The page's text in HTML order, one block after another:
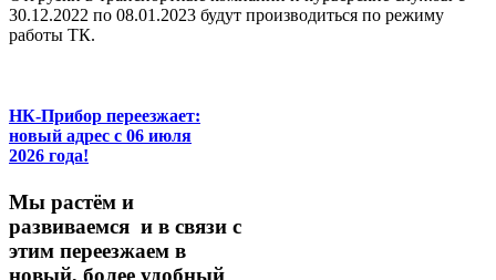
30.12.2022 по 08.01.2023 будут производиться по режиму
работы ТК.
НК-Прибор переезжает:
новый адрес с 06 июля
2026 года!
Мы растём и
развиваемся и в связи с
этим переезжаем в
новый, более удобный